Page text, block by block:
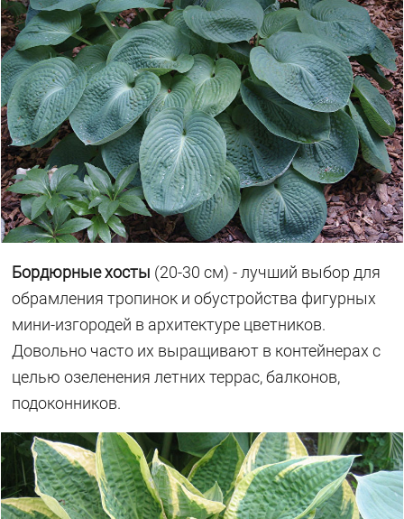
Бордюрные хосты (20-30 см) - лучший выбор для
обрамления тропинок и обустройства фигурных
мини-изгородей в архитектуре цветников.
Довольно часто их выращивают в контейнерах с
целью озеленения летних террас, балконов,
подоконников.